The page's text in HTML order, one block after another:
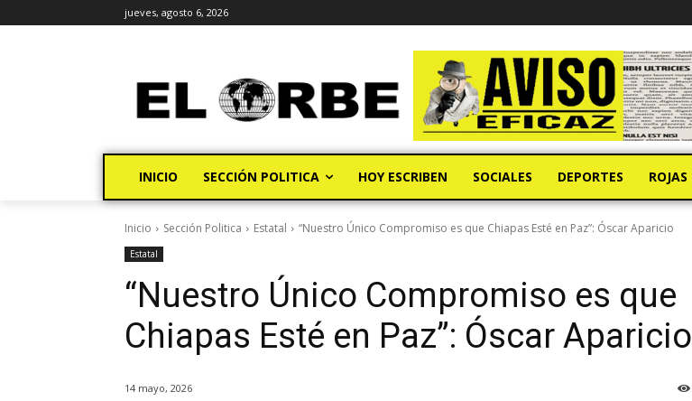
jueves, agosto 6, 2026
INICIO SECCIÓN POLITICA HOY ESCRIBEN SOCIALES DEPORTES ROJAS
Inicio Sección Politica Estatal “Nuestro Único Compromiso es que Chiapas Esté en Paz”: Óscar Aparicio
Estatal
“Nuestro Único Compromiso es que
Chiapas Esté en Paz”: Óscar Aparicio
14 mayo, 2026